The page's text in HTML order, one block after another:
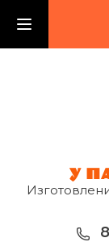
У